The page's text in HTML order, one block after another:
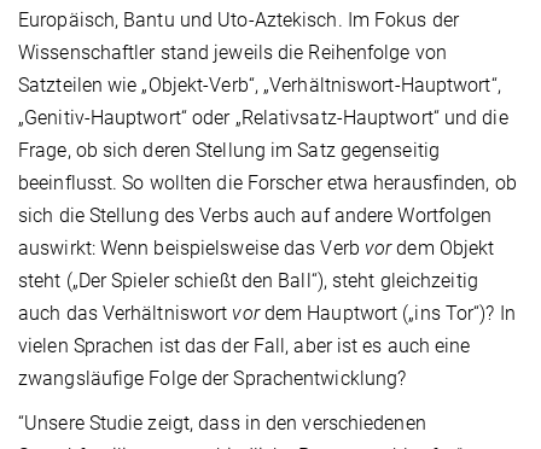
Europäisch, Bantu und Uto-Aztekisch. Im Fokus der
Wissenschaftler stand jeweils die Reihenfolge von
Satzteilen wie „Objekt-Verb“, „Verhältniswort-Hauptwort“,
„Genitiv-Hauptwort“ oder „Relativsatz-Hauptwort“ und die
Frage, ob sich deren Stellung im Satz gegenseitig
beeinflusst. So wollten die Forscher etwa herausfinden, ob
sich die Stellung des Verbs auch auf andere Wortfolgen
auswirkt: Wenn beispielsweise das Verb vordem Objekt
steht („Der Spieler schießt den Ball“), steht gleichzeitig
auch das Verhältniswort vordem Hauptwort („ins Tor“)? In
vielen Sprachen ist das der Fall, aber ist es auch eine
zwangsläufige Folge der Sprachentwicklung?
“Unsere Studie zeigt, dass in den verschiedenen